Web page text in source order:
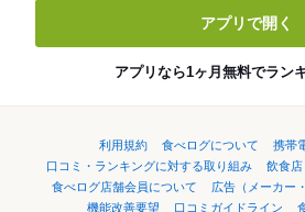
アプリで開く
アプリなら1ヶ月無料でラン
利用規約 食べログについて
携帯
口コミ・ランキングに対する取り組み
飲食店
食べログ店舗会員について
広告（メーカー
機能改善要望
口コミガイドライン